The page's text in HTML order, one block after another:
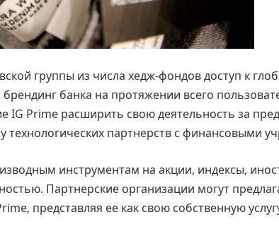
группы из числа хедж-фондов доступ к
банка на протяжении всего
IG Prime расширить свою деятельность за
технологических партнерств с финансовыми
инструментам на акции, индексы,
Партнерские организации могут
представляя ее как свою собственную